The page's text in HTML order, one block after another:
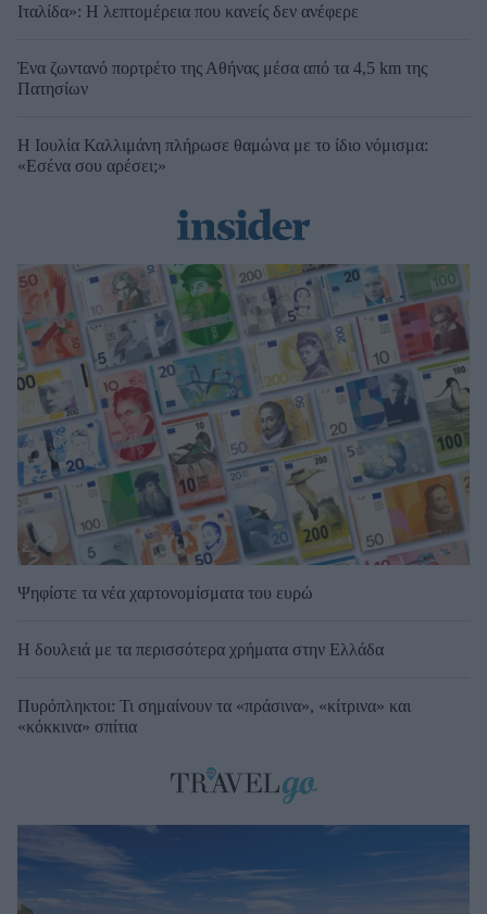
Ιταλίδα»: Η λεπτομέρεια που κανείς δεν ανέφερε
Ένα ζωντανό πορτρέτο της Αθήνας μέσα από τα 4,5 km της
Πατησίων
Η Ιουλία Καλλιμάνη πλήρωσε θαμώνα με το ίδιο νόμισμα:
«Εσένα σου αρέσει;»
Ψηφίστε τα νέα χαρτονομίσματα του ευρώ
Η δουλειά με τα περισσότερα χρήματα στην Ελλάδα
Πυρόπληκτοι: Τι σημαίνουν τα «πράσινα», «κίτρινα» και
«κόκκινα» σπίτια